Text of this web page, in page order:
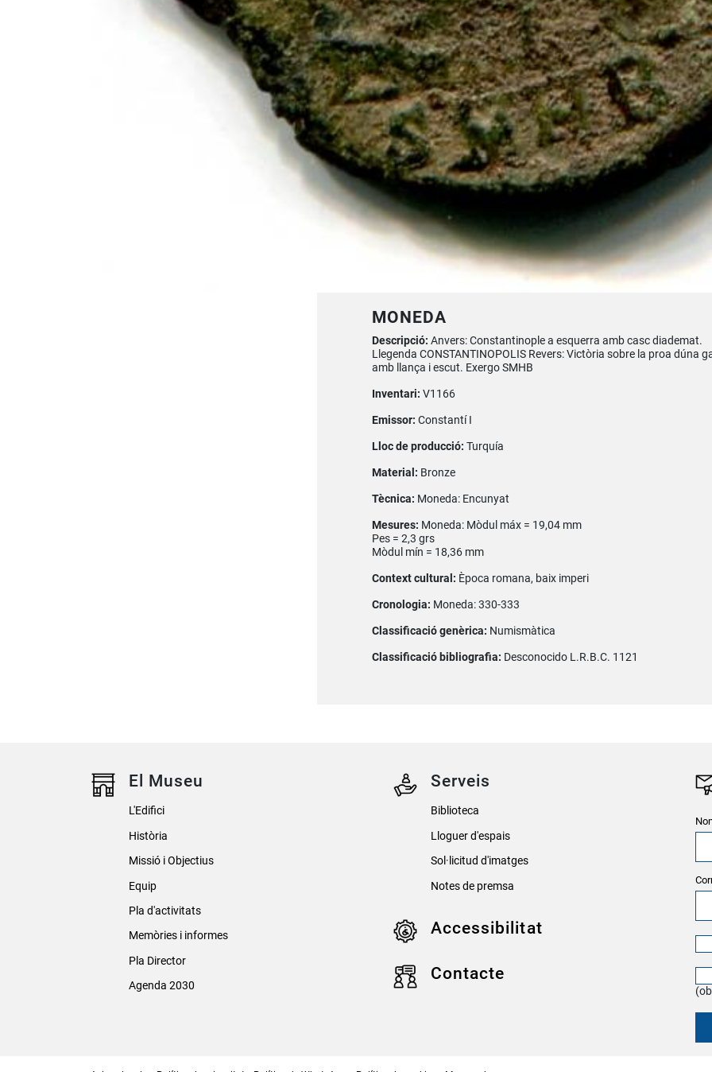
MONEDA
Descripció: Anvers: Constantinople a esquerra amb casc diademat.
Llegenda CONSTANTINOPOLIS Revers: Victòria sobre la proa dúna
amb llança i escut. Exergo SMHB
Inventari: V1166
Emissor: Constantí I
Lloc de producció: Turquía
Material: Bronze
Tècnica: Moneda: Encunyat
Mesures: Moneda: Mòdul máx = 19,04 mm
Pes = 2,3 grs
Mòdul mín = 18,36 mm
Context cultural: Època romana, baix imperi
Cronologia: Moneda: 330-333
Classificació genèrica: Numismàtica
Classificació bibliografia: Desconocido L.R.B.C. 1121
El Museu
L'Edifici
Història
Missió i Objectius
Equip
Pla d'activitats
Memòries i informes
Pla Director
Agenda 2030
Serveis
Biblioteca
Lloguer d'espais
Sol·licitud d'imatges
Notes de premsa
Accessibilitat
Contacte